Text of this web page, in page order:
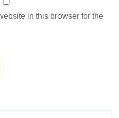
in this browser for the